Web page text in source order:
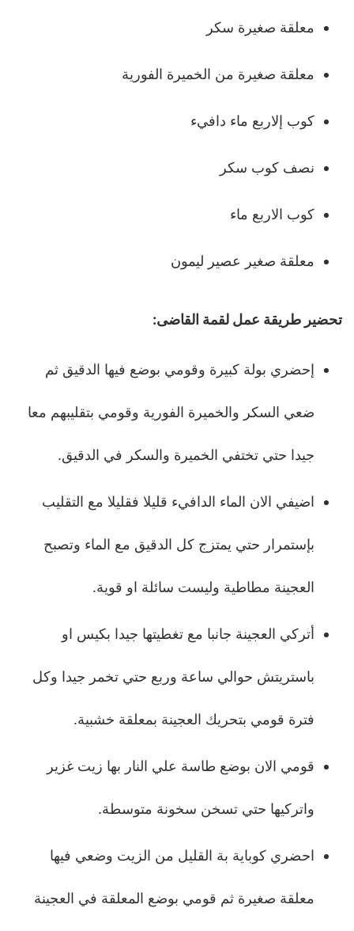
معلقة صغيرة سكر
معلقة صغيرة من الخميرة الفورية
كوب إلاربع ماء دافيء
نصف كوب سكر
كوب الاربع ماء
معلقة صغير عصير ليمون
تحضير طريقة عمل لقمة القاضى:
إحضري بولة كبيرة وقومي بوضع فيها الدقيق ثم
ضعي السكر والخميرة الفورية وقومي بتقليبهم معا
جيدا حتي تختفي الخميرة والسكر في الدقيق.
اضيفي الان الماء الدافيء قليلا فقليلا مع التقليب
بإستمرار حتي يمتزج كل الدقيق مع الماء وتصبح
العجينة مطاطية وليست سائلة او قوية.
أتركي العجينة جانبا مع تغطيتها جيدا بكيس او
باستريتش حوالي ساعة وربع حتي تخمر جيدا وكل
فترة قومي بتحريك العجينة بمعلقة خشبية.
قومي الان بوضع طاسة علي النار بها زيت غزير
واتركيها حتي تسخن سخونة متوسطة.
احضري كوباية بة القليل من الزيت وضعي فيها
معلقة صغيرة ثم قومي بوضع المعلقة في العجينة